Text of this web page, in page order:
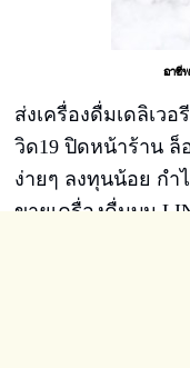
อาชี
ส่งเครื่องดื่มเดลิเว
วิด19 ปิดหน้าร้าน ล็
ง่ายๆ ลงทุนน้อย กำไ
ขายเครื่องดื่มบน